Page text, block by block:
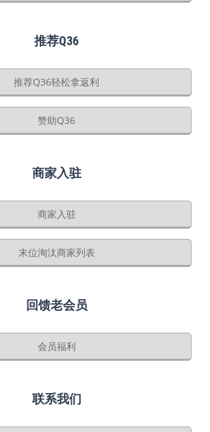
推荐Q36
推荐Q36轻松拿返利
赞助Q36
商家入驻
商家入驻
末位淘汰商家列表
回馈老会员
会员福利
联系我们